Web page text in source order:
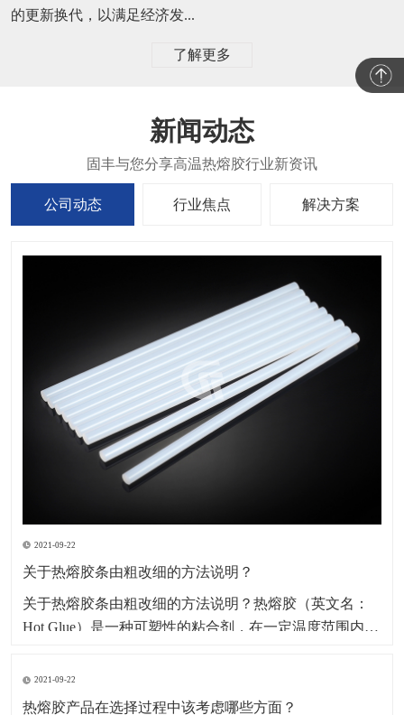
的更新换代，以满足经济发...
了解更多
新闻动态
公司动态 行业焦点 解决方案
2021-09-22
关于热熔胶条由粗改细的方法说明？
​关于热熔胶条由粗改细的方法说明？热熔胶（英文名：
Hot Glue）是一种可塑性的粘合剂，在一定温度范围内其
无味，属环保型化学产品。因其产品本身系固体，便于
包装、运输、存储、无溶剂、无污染、无毒型；以及生
2021-09-22
热熔胶产品在选择过程中该考虑哪些方面？